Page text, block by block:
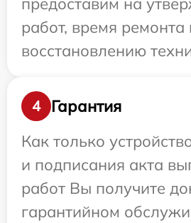
работ, время
восстановлению
4
Гарантия
Как только
и подписания акта
работ Вы получите
гарантийном